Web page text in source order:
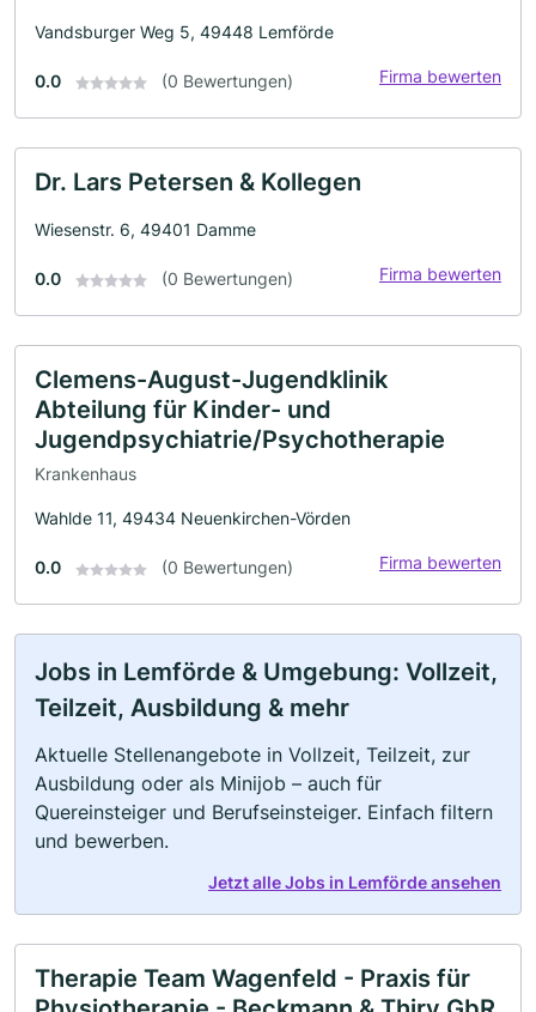
Vandsburger Weg 5, 49448 Lemförde
0.0 (0 Bewertungen) Firma bewerten
Dr. Lars Petersen & Kollegen
Wiesenstr. 6, 49401 Damme
0.0 (0 Bewertungen) Firma bewerten
Clemens-August-Jugendklinik
Abteilung für Kinder- und
Jugendpsychiatrie/Psychotherapie
Krankenhaus
Wahlde 11, 49434 Neuenkirchen-Vörden
0.0 (0 Bewertungen) Firma bewerten
Jobs in Lemförde & Umgebung: Vollzeit,
Teilzeit, Ausbildung & mehr
Aktuelle Stellenangebote in Vollzeit, Teilzeit, zur
Ausbildung oder als Minijob – auch für
Quereinsteiger und Berufseinsteiger. Einfach filtern
und bewerben.
Jetzt alle Jobs in Lemförde ansehen
Therapie Team Wagenfeld - Praxis für